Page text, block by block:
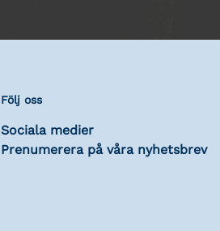
Följ oss
Sociala medier
Prenumerera på våra nyhetsbrev